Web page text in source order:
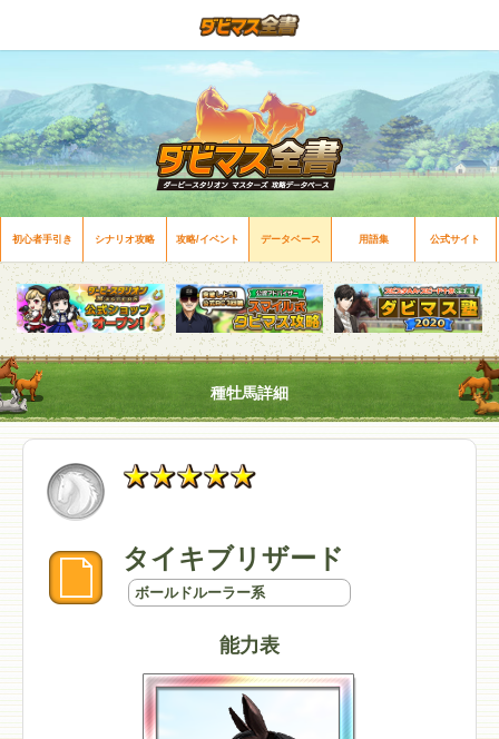
初心者手引き シナリオ攻略 攻略/イベント データベース 用語集 公式サイト
種牡馬詳細
タイキブリザード
ボールドルーラー系
能力表